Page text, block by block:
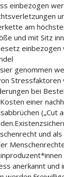
einbezogen
am
und mit Sitz
einbezogen
genommen
Stressfaktoren
bei
einer
(„Cut
und als
anerkannt und